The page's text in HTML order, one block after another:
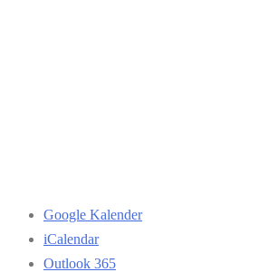
Google Kalender
iCalendar
Outlook 365